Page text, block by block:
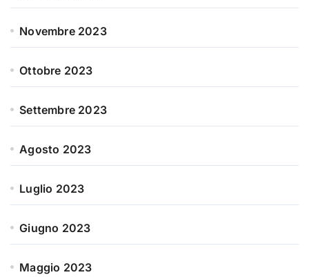
Novembre 2023
Ottobre 2023
Settembre 2023
Agosto 2023
Luglio 2023
Giugno 2023
Maggio 2023